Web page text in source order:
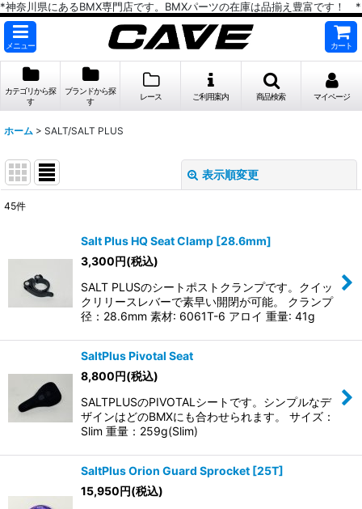
*神奈川県にあるBMX専門店です。BMXパーツの在庫は品揃え豊富です！ *
メニュー カート
カテゴリから探
す
ブランドから探
す
レース ご利用案内 商品検索 マイページ
ホーム > SALT/SALT PLUS
表示順変更
並び順:
45件
Salt Plus HQ Seat Clamp [28.6mm]
3,300円(税込)
SALT PLUSのシートポストクランプです。クイッ
クリリースレバーで素早い開閉が可能。 クランプ
径：28.6mm 素材: 6061T-6 アロイ 重量: 41g
SaltPlus Pivotal Seat
8,800円(税込)
SALTPLUSのPIVOTALシートです。シンプルなデ
ザインはどのBMXにも合わせられます。 サイズ：
Slim 重量：259g(Slim)
SaltPlus Orion Guard Sprocket [25T]
15,950円(税込)